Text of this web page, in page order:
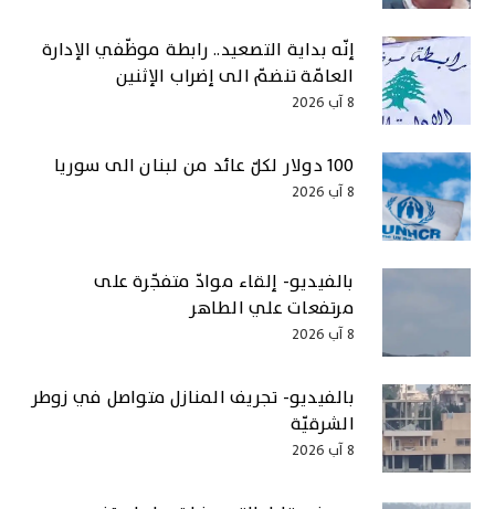
إنّه بداية التصعيد.. رابطة موظّفي الإدارة
العامّة تنضمّ الى إضراب الإثنين
8 آب 2026
100 دولار لكلّ عائد من لبنان الى سوريا
8 آب 2026
بالفيديو- إلقاء موادّ متفجّرة على
مرتفعات علي الطاهر
8 آب 2026
بالفيديو- تجريف المنازل متواصل في زوطر
الشرقيّة
8 آب 2026